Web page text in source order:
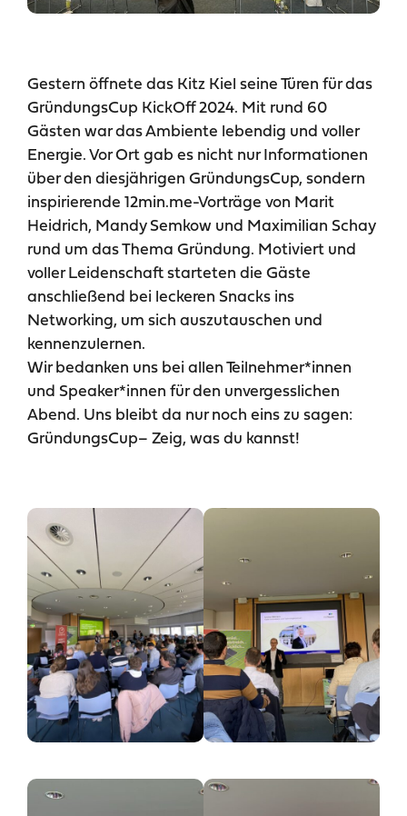
Gestern öffnete das Kitz Kiel seine Türen für das
GründungsCup KickOff 2024. Mit rund 60
Gästen war das Ambiente lebendig und voller
Energie. Vor Ort gab es nicht nur Informationen
über den diesjährigen GründungsCup, sondern
inspirierende 12min.me-Vorträge von Marit
Heidrich, Mandy Semkow und Maximilian Schay
rund um das Thema Gründung. Motiviert und
voller Leidenschaft starteten die Gäste
anschließend bei leckeren Snacks ins
Networking, um sich auszutauschen und
kennenzulernen.
Wir bedanken uns bei allen Teilnehmer*innen
und Speaker*innen für den unvergesslichen
Abend. Uns bleibt da nur noch eins zu sagen:
GründungsCup– Zeig, was du kannst!